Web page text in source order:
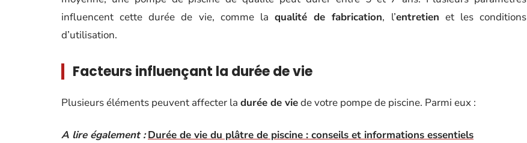
influencent cette durée de vie, comme laqualité de fabrication, l’entretien et les conditions
d’utilisation.
Facteurs influençant la durée de vie
Plusieurs éléments peuvent affecter la durée de viede votre pompe de piscine. Parmi eux :
A lire également : Durée de vie du plâtre de piscine : conseils et informations essentiels